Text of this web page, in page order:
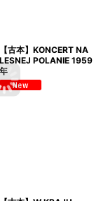
【古本】KONCERT NA
LESNEJ POLANIE 1959
年